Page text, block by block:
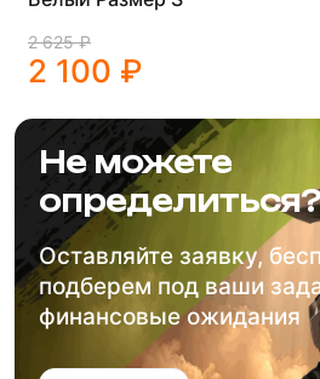
2 625 ₽
2 100 ₽
Не можете
определиться?
Оставляйте заявку,
подберем под ваши
финансовые ожидания